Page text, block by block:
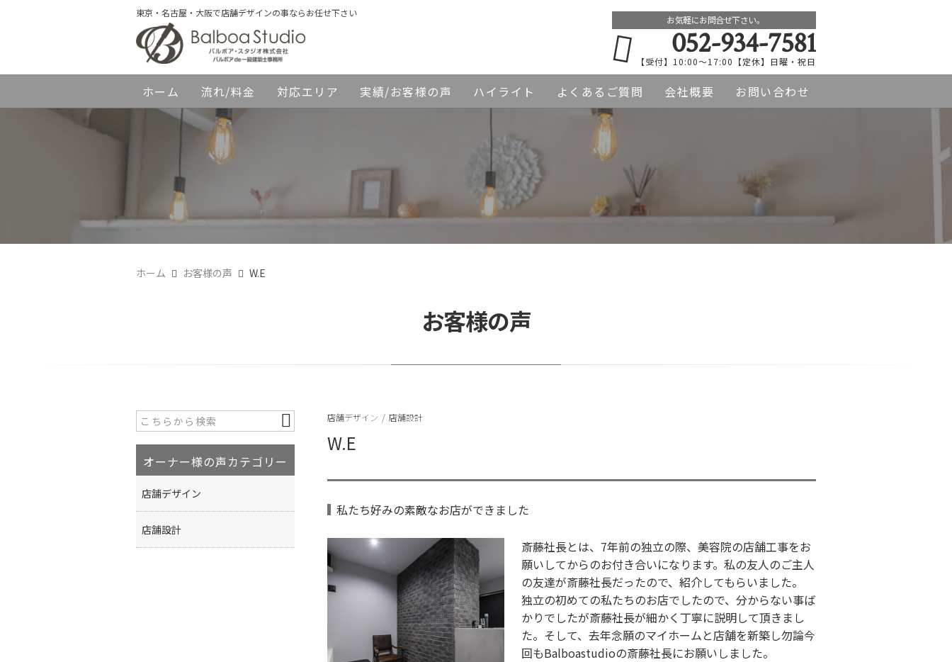
東京・名古屋・大阪で店舗デザインの事ならお任せ下さい
お気軽にお問合せ下さい。
052-934-7581
【受付】10:00～17:00【定休】日曜・祝日
ホーム 流れ/料金 対応エリア 実績/お客様の声 ハイライト よくあるご質問 会社概要 お問い合わせ
ホーム お客様の声 W.E
お客様の声
店舗デザイン / 店舗設計
W.E
私たち好みの素敵なお店ができました
斎藤社長とは、7年前の独立の際、美容院の店舗工事をお
願いしてからのお付き合いになります。私の友人のご主人
の友達が斎藤社長だったので、紹介してもらいました。
独立の初めての私たちのお店でしたので、分からない事ば
かりでしたが斎藤社長が細かく丁寧に説明して頂きまし
た。そして、去年念願のマイホームと店舗を新築し勿論今
回もBalboastudioの斎藤社長にお願いしました。
オーナー様の声カテゴリー
店舗デザイン
店舗設計